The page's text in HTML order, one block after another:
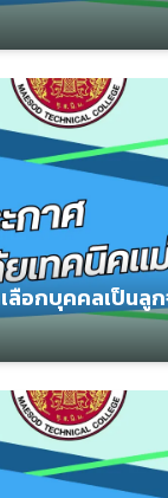
ลือกบุคคลเป็นลูก